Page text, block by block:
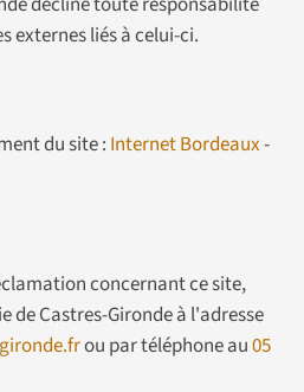
externes liés à celui-ci.
du site : Internet Bordeaux-
concernant ce site,
de Castres-Gironde à l'adresse
ou par téléphone au05